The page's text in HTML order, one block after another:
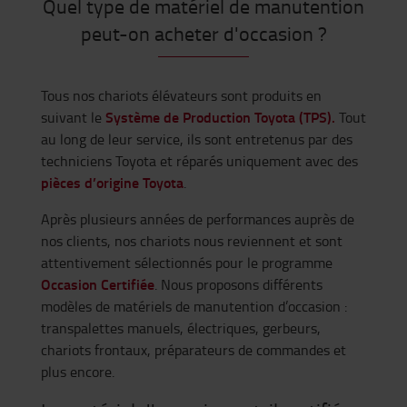
Quel type de matériel de manutention
peut-on acheter d'occasion ?
Tous nos chariots élévateurs sont produits en
suivant le Système de Production Toyota (TPS). Tout
au long de leur service, ils sont entretenus par des
techniciens Toyota et réparés uniquement avec des
pièces d’origine Toyota.
Après plusieurs années de performances auprès de
nos clients, nos chariots nous reviennent et sont
attentivement sélectionnés pour le programme
Occasion Certifiée. Nous proposons différents
modèles de matériels de manutention d’occasion :
transpalettes manuels, électriques, gerbeurs,
chariots frontaux, préparateurs de commandes et
plus encore.